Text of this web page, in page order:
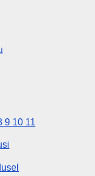
9 10 11